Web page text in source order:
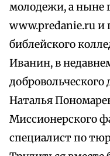
молодежи, а ныне
www.predanie.ru и
библейского
Иванин, в
Наталья
Миссионерского
специалист по